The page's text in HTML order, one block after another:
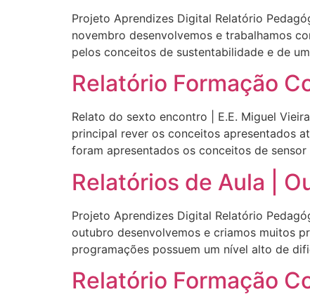
Projeto Aprendizes Digital Relatório
novembro desenvolvemos e trabalhamos
pelos conceitos de sustentabilidade e de
Relatório Formação
Relato do sexto encontro | E.E. Miguel
principal rever os conceitos apresentados
foram apresentados os conceitos de
Relatórios de Aula |
Projeto Aprendizes Digital Relatório
outubro desenvolvemos e criamos muitos
programações possuem um nível alto de
Relatório Formação